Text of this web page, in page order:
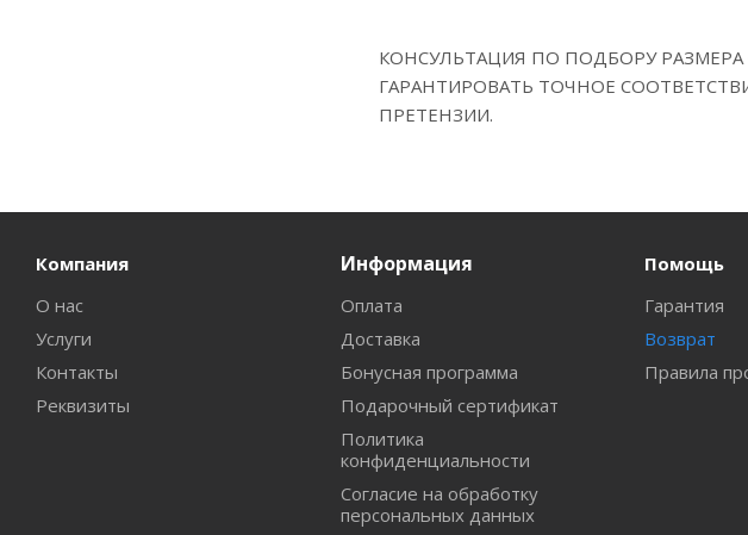
КОНСУЛЬТАЦИЯ ПО ПОДБОРУ
ГАРАНТИРОВАТЬ ТОЧНОЕ
ПРЕТЕНЗИИ.
Компания
О нас
Услуги
Контакты
Реквизиты
Информация
Оплата
Доставка
Бонусная программа
Подарочный сертификат
Политика
конфиденциальности
Согласие на обработку
персональных данных
Помощь
Гарантия
Возврат
Правила